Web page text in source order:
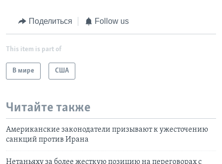
Поделиться Follow us
This item is part of
В мире США
Читайте также
Американские законодатели призывают к ужесточению
санкций против Ирана
Нетаньяху за более жесткую позицию на переговорах с